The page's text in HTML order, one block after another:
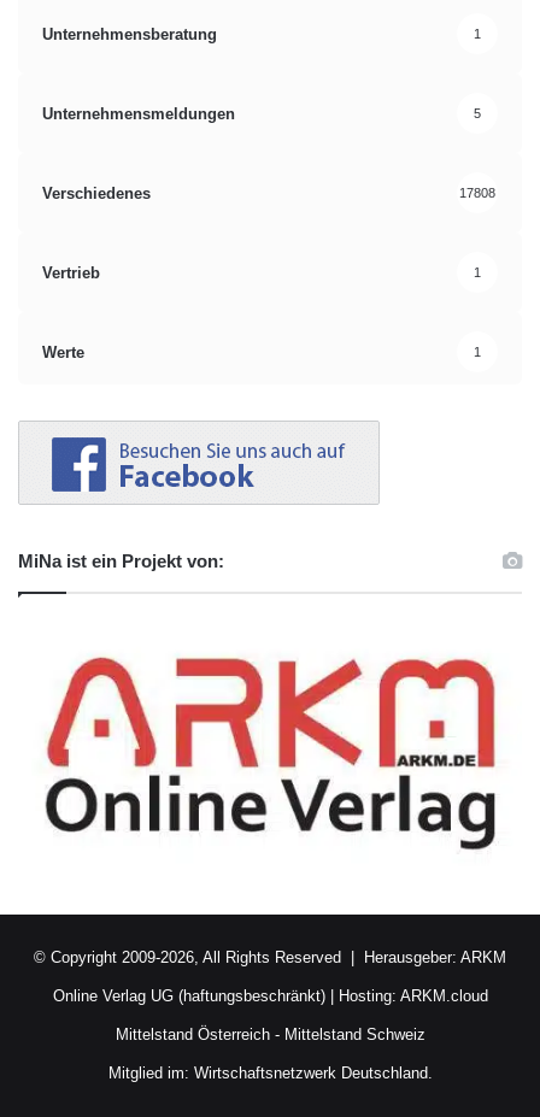
Unternehmensberatung 1
Unternehmensmeldungen 5
Verschiedenes 17808
Vertrieb 1
Werte 1
MiNa ist ein Projekt von:
© Copyright 2009-2026, All Rights Reserved | Herausgeber: ARKM
Online Verlag UG (haftungsbeschränkt)| Hosting: ARKM.cloud
Mittelstand Österreich- Mittelstand Schweiz
Mitglied im: Wirtschaftsnetzwerk Deutschland.